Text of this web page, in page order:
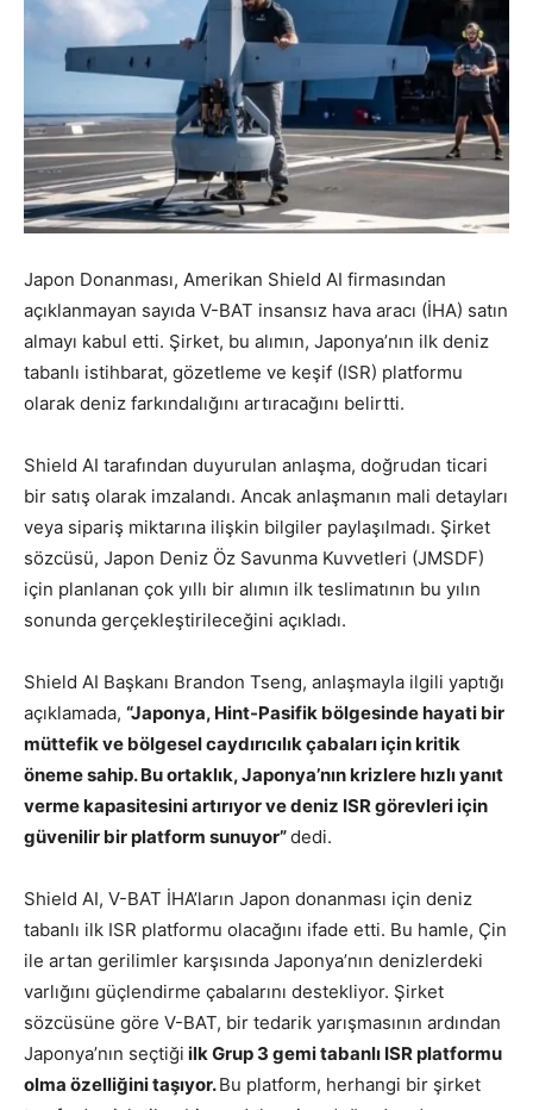
Japon Donanması, Amerikan Shield AI firmasından
açıklanmayan sayıda V-BAT insansız hava aracı (İHA) satın
almayı kabul etti. Şirket, bu alımın, Japonya’nın ilk deniz
tabanlı istihbarat, gözetleme ve keşif (ISR) platformu
olarak deniz farkındalığını artıracağını belirtti.
Shield AI tarafından duyurulan anlaşma, doğrudan ticari
bir satış olarak imzalandı. Ancak anlaşmanın mali detayları
veya sipariş miktarına ilişkin bilgiler paylaşılmadı. Şirket
sözcüsü, Japon Deniz Öz Savunma Kuvvetleri (JMSDF)
için planlanan çok yıllı bir alımın ilk teslimatının bu yılın
sonunda gerçekleştirileceğini açıkladı.
Shield AI Başkanı Brandon Tseng, anlaşmayla ilgili yaptığı
açıklamada, “Japonya, Hint-Pasifik bölgesinde hayati bir
müttefik ve bölgesel caydırıcılık çabaları için kritik
öneme sahip. Bu ortaklık, Japonya’nın krizlere hızlı yanıt
verme kapasitesini artırıyor ve deniz ISR görevleri için
güvenilir bir platform sunuyor”dedi.
Shield AI, V-BAT İHA’ların Japon donanması için deniz
tabanlı ilk ISR platformu olacağını ifade etti. Bu hamle, Çin
ile artan gerilimler karşısında Japonya’nın denizlerdeki
varlığını güçlendirme çabalarını destekliyor. Şirket
sözcüsüne göre V-BAT, bir tedarik yarışmasının ardından
Japonya’nın seçtiği ilk Grup 3 gemi tabanlı ISR platformu
olma özelliğini taşıyor.Bu platform, herhangi bir şirket